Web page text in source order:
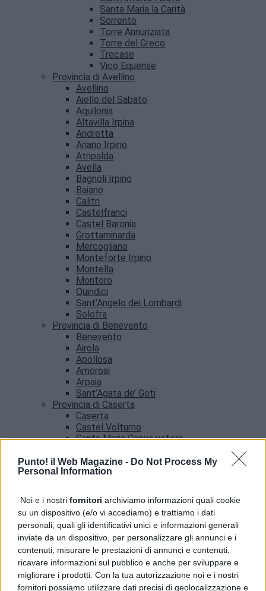
Punto! il Web Magazine - Do Not Process My
Personal Information
Noi e i nostri fornitori archiviamo informazioni quali cookie
su un dispositivo (e/o vi accediamo) e trattiamo i dati
personali, quali gli identificativi unici e informazioni generali
inviate da un dispositivo, per personalizzare gli annunci e i
contenuti, misurare le prestazioni di annunci e contenuti,
ricavare informazioni sul pubblico e anche per sviluppare e
migliorare i prodotti. Con la tua autorizzazione noi e i nostri
fornitori possiamo utilizzare dati precisi di geolocalizzazione e
Santa Maria la Carità
Sorrento
Torre Annunziata
Torre del Greco
Trecase
Vico Equense
Provincia di Avellino
Avellino
Aiello del Sabato
Aquilonia
Altavilla Irpina
Andretta
Ariano Irpino
Atripalda
Avella
Bagnoli Irpino
Baiano
Calitri
Castelfranci
Castel Baronia
Grottaminarda
Mercogliano
Monteforte Irpino
Montella
Montoro
Quindici
Sant’Angelo dei Lombardi
Solofra
Provincia di Benevento
Benevento
Airola
Apollosa
Amorosi
Arpaia
Sant’Agata de’ Goti
Provincia di Caserta
Caserta
Castel Volturno
Santa Maria Capua vetere
Salerno
Agropoli
Angri
Castellabate
News